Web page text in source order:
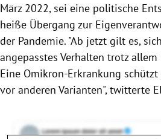
März 2022, sei eine politische
heiße Übergang zur
der Pandemie. "Ab jetzt gilt es,
angepasstes Verhalten trotz
Eine Omikron-Erkrankung
vor anderen Varianten", twitterte